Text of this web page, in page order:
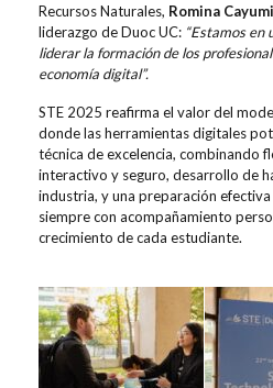
Recursos Naturales, Romina
liderazgo de Duoc UC: “Estamos en
liderar la formación de los
economía digital”.
STE 2025 reafirma el valor del
donde las herramientas digitales
técnica de excelencia, combinando
interactivo y seguro, desarrollo de
industria, y una preparación
siempre con acompañamiento
crecimiento de cada estudiante.